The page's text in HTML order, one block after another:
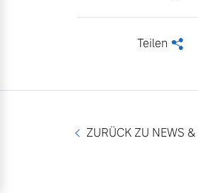
Teilen <
ZURÜCK ZU NEWS &